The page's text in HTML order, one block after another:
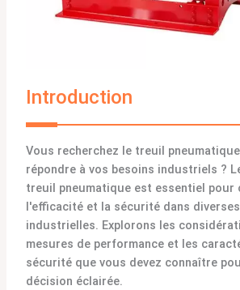
Introduction
Vous recherchez le treuil
répondre à vos besoins industriels ?
treuil pneumatique est essentiel pour
l'efficacité et la sécurité dans
industrielles. Explorons les
mesures de performance et les
sécurité que vous devez connaître
décision éclairée.